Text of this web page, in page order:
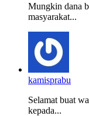
Mungkin dana
masyarakat...
kamisprabu
Selamat buat
kepada...